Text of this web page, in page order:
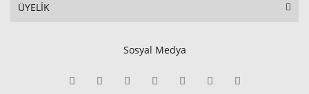
ÜYELİK
Sosyal Medya